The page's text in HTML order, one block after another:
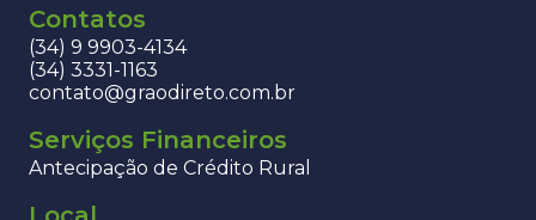
Contatos
(34) 9 9903-4134
(34) 3331-1163
contato@graodireto.com.br
Serviços Financeiros
Antecipação de Crédito Rural